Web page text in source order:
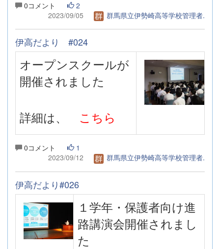
0コメント
2
2023/09/05
群馬県立伊勢崎高等学校管理者.
伊高だより #024
オープンスクールが
開催されました
詳細は、 こちら
0コメント
1
2023/09/12
群馬県立伊勢崎高等学校管理者.
伊高だより#026
１学年・保護者向け進
路講演会開催されまし
た